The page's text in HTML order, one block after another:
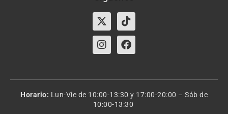
X-
twitter
Tiktok
InstagramFacebook
Horario: Lun-Vie de 10:00-13:30 y 17:00-20:00 – Sáb de
10:00-13:30